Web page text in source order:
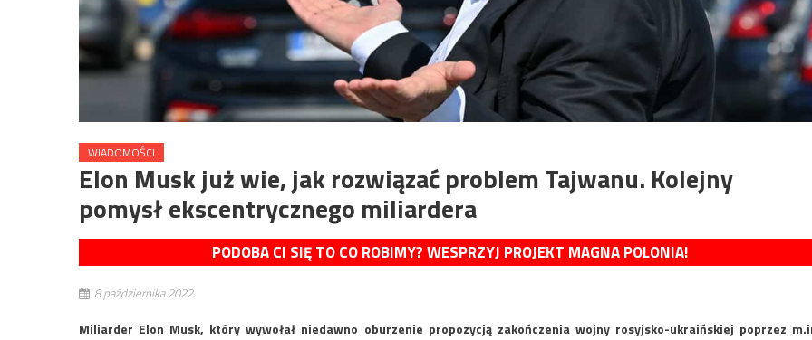
WIADOMOŚCI
Elon Musk już wie, jak rozwiązać problem Tajwanu. Kolejny
pomysł ekscentrycznego miliardera
PODOBA CI SIĘ TO CO ROBIMY? WESPRZYJ PROJEKT MAGNA POLONIA!
8 października 2022
Miliarder Elon Musk, który wywołał niedawno oburzenie propozycją zakończenia wojny rosyjsko-ukraińskiej poprzez